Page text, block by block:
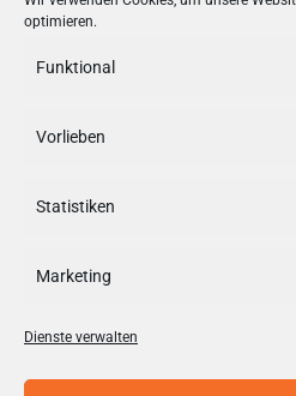
optimieren.
Funktional
Vorlieben
Statistiken
Marketing
Dienste verwalten
Follow us on